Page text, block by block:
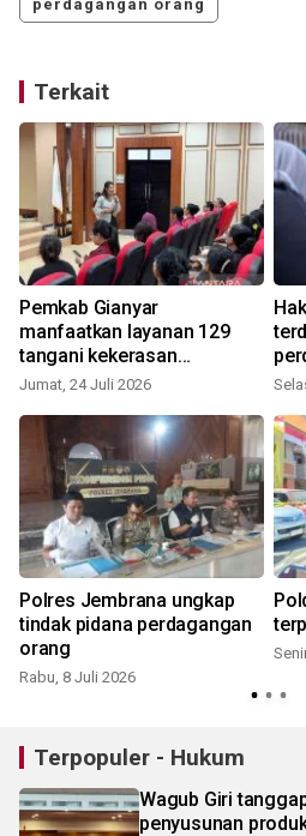
perdagangan orang
Terkait
Pemkab Gianyar
manfaatkan layanan 129
tangani kekerasan
perempuan
Jumat, 24 Juli 2026
Polres Jembrana ungkap
tindak pidana perdagangan
orang
Rabu, 8 Juli 2026
Terpopuler - Hukum
Wagub Giri
penyusunan